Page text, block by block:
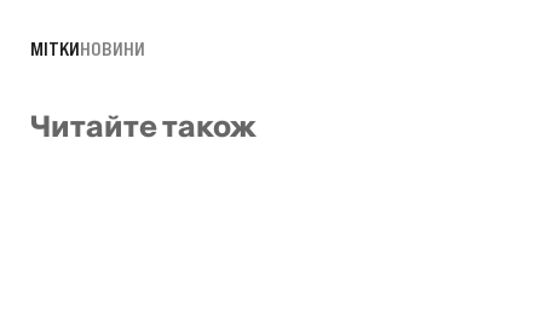
МІТКИНОВИНИ
Читайте також